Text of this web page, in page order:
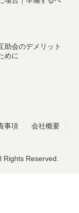
助会のデメリット
めに
事項
会社概要
Rights Reserved.